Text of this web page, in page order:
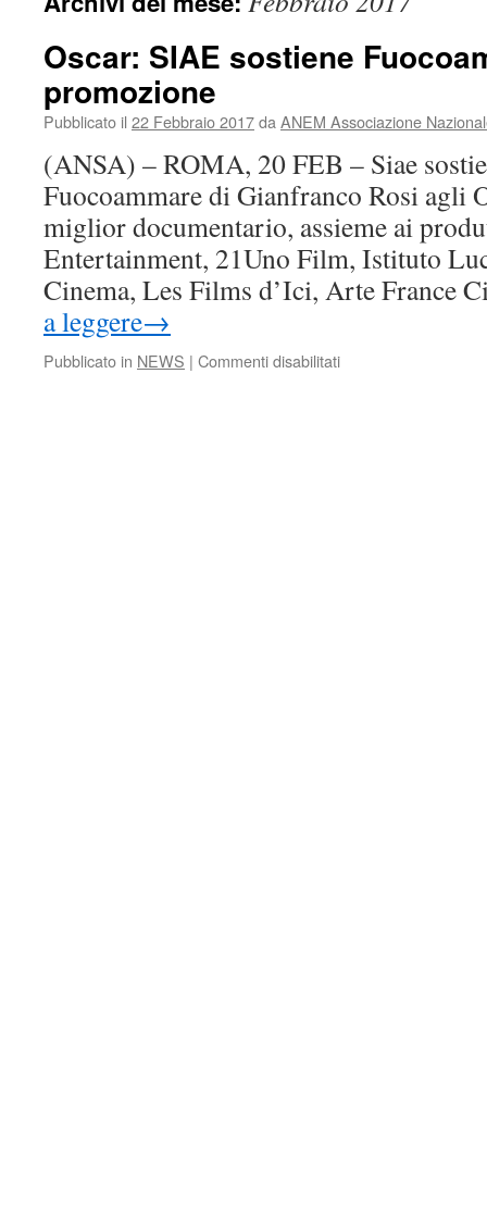
Oscar: SIAE sostiene
promozione
Pubblicato il 22 Febbraio 2017da ANEM Associazione
(ANSA) – ROMA, 20 FEB – Siae
Fuocoammare di Gianfranco Rosi agli
miglior documentario, assieme ai
Entertainment, 21Uno Film, Istituto
Cinema, Les Films d’Ici, Arte France
a leggere→
Pubblicato in NEWS | Commenti disabilitatisu